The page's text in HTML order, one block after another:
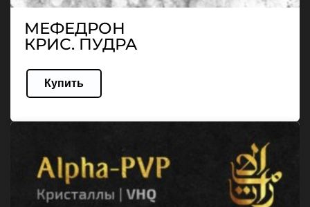
МЕФЕДРОН
КРИС. ПУДРА
Купить